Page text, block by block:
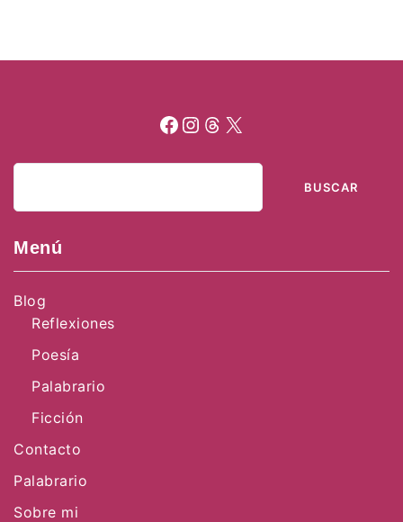
Facebook Instagram Threads X
Buscar
BUSCAR
Menú
Blog
Reflexiones
Poesía
Palabrario
Ficción
Contacto
Palabrario
Sobre mi